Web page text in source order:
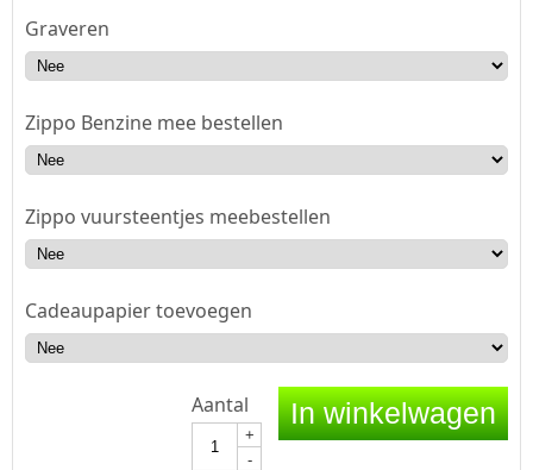
Graveren
Zippo Benzine mee bestellen
Zippo vuursteentjes meebestellen
Cadeaupapier toevoegen
Aantal
+
-
In winkelwagen